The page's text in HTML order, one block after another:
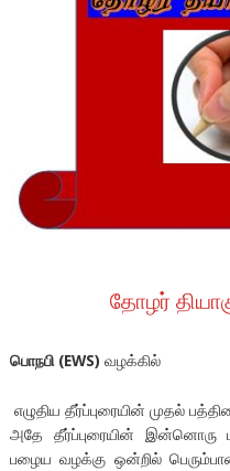
தோழர்
பொநபி (EWS) வழக்கில்
எழுதிய தீர்ப்புரையின் முதல்
அதே தீர்ப்புரையின் இன்னொரு
பழைய வழக்கு ஒன்றில்